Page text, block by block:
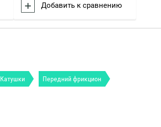
Добавить к сравнению
Катушки Передний фрикцион